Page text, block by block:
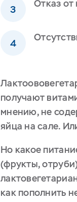
Отказ от
получают
мнению, не
яйца на сале.
Но какое
(фрукты,
как пополнить